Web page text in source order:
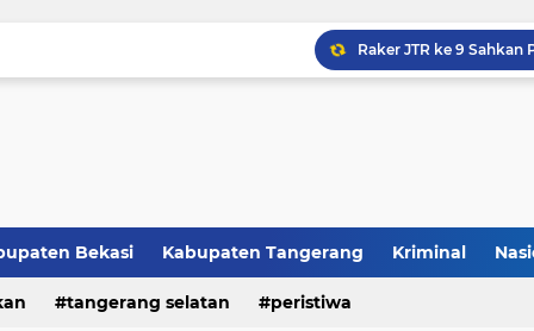
Raker JTR ke 9 Sahkan
Bekasi Kabupaten Tangerang Kriminal
peristiwatangerang selatan peristiwa